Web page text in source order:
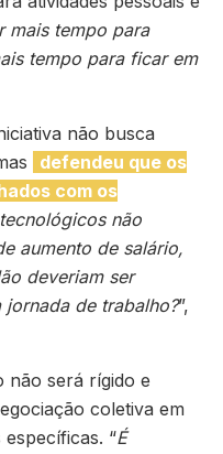
mais tempo para
tempo para ficar em
não busca
defendeu que os
com os
não
aumento de salário,
deveriam ser
de trabalho?”,
não será rígido e
coletiva em
“É